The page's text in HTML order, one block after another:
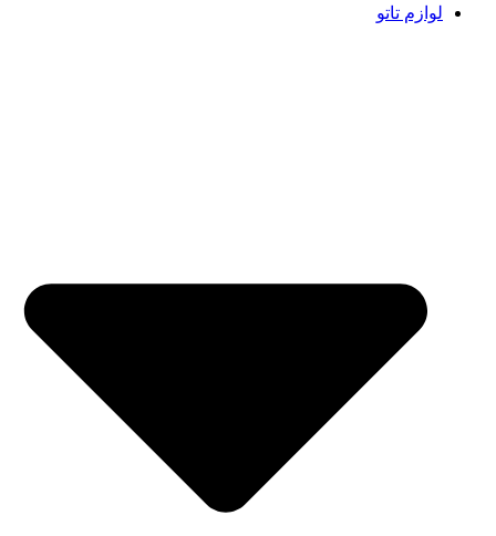
لوازم تاتو